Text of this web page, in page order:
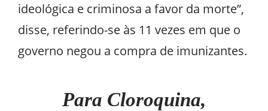
ideológica e criminosa a favor da morte”,
disse, referindo-se às 11 vezes em que o
governo negou a compra de imunizantes.
Para Cloroquina,